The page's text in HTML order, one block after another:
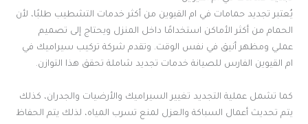
يُعتبر تجديد حمامات في ام القيوين من أكثر خدمات التشطيب طلبًا، لأن
الحمام من أكثر الأماكن استخدامًا داخل المنزل ويحتاج إلى تصميم
عملي ومظهر أنيق في نفس الوقت. وتقدم شركة تركيب سيراميك في
ام القيوين الفارس للصيانة خدمات تجديد شاملة تحقق هذا التوازن.
كما تشمل عملية التجديد تغيير السيراميك والأرضيات والجدران، كذلك
يتم تحديث أعمال السباكة والعزل لمنع تسرب المياه، لذلك يتم الحفاظ